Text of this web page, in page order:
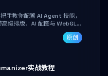
手教你配置 AI Agent 技能，
级排版、AI 配图与 WebGL
内容，10 分钟即可产出可投
原创
实战教程